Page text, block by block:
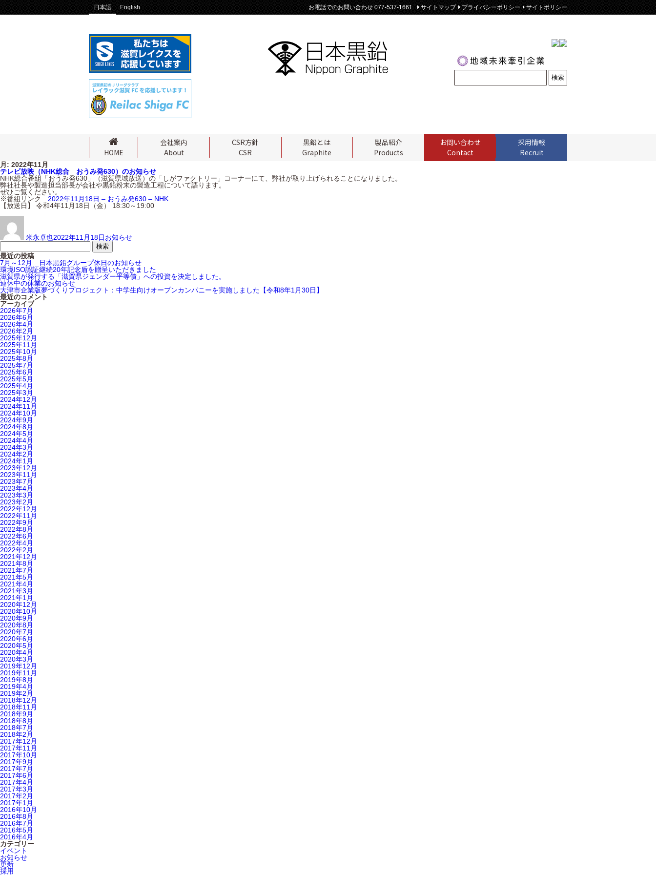
日本語 English お電話でのお問い合わせ 077-537-1661 サイトマップ プライバシーポリシー サイトポリシー
HOME
会社案内
About
CSR方針
CSR
黒鉛とは
Graphite
製品紹介
Products
お問い合わせ
Contact
採用情報
Recruit
月: 2022年11月
テレビ放映（NHK総合 おうみ発630）のお知らせ
NHK総合番組「おうみ発630」（滋賀県域放送）の「しがファクトリー」コーナーにて、弊社が取り上げられることになりました。
弊社社長や製造担当部長が会社や黒鉛粉末の製造工程について語ります。
ぜひご覧ください。
※番組リンク 2022年11月18日 – おうみ発630 – NHK
【放送日】 令和4年11 月18日（金） 18:30～19:00
者
米永卓也2022年11月18日リ
ー
お知らせ
最近の投稿
7月～12月 日本黒鉛グループ休日のお知らせ
環境ISO認証継続20年記念盾を贈呈いただきました
滋賀県が発行する「滋賀県ジェンダー平等債」への投資を決定しました。
連休中の休業のお知らせ
大津市企業版夢づくりプロジェクト：中学生向けオープンカンパニーを実施しました【令和8年1月30日】
最近のコメント
アーカイブ
2026年7月
2026年6月
2026年4月
2026年2月
2025年12月
2025年11月
2025年10月
2025年8月
2025年7月
2025年6月
2025年5月
2025年4月
2025年3月
2024年12月
2024年11月
2024年10月
2024年9月
2024年8月
2024年5月
2024年4月
2024年3月
2024年2月
2024年1月
2023年12月
2023年11月
2023年7月
2023年4月
2023年3月
2023年2月
2022年12月
2022年11月
2022年9月
2022年8月
2022年6月
2022年4月
2022年2月
2021年12月
2021年8月
2021年7月
2021年5月
2021年4月
2021年3月
2021年1月
2020年12月
2020年10月
2020年9月
2020年8月
2020年7月
2020年6月
2020年5月
2020年4月
2020年3月
2019年12月
2019年11月
2019年8月
2019年4月
2019年2月
2018年12月
2018年11月
2018年9月
2018年8月
2018年7月
2018年2月
2017年12月
2017年11月
2017年10月
2017年9月
2017年7月
2017年6月
2017年4月
2017年3月
2017年2月
2017年1月
2016年10月
2016年8月
2016年7月
2016年5月
2016年4月
カテゴリー
イベント
お知らせ
更新
採用